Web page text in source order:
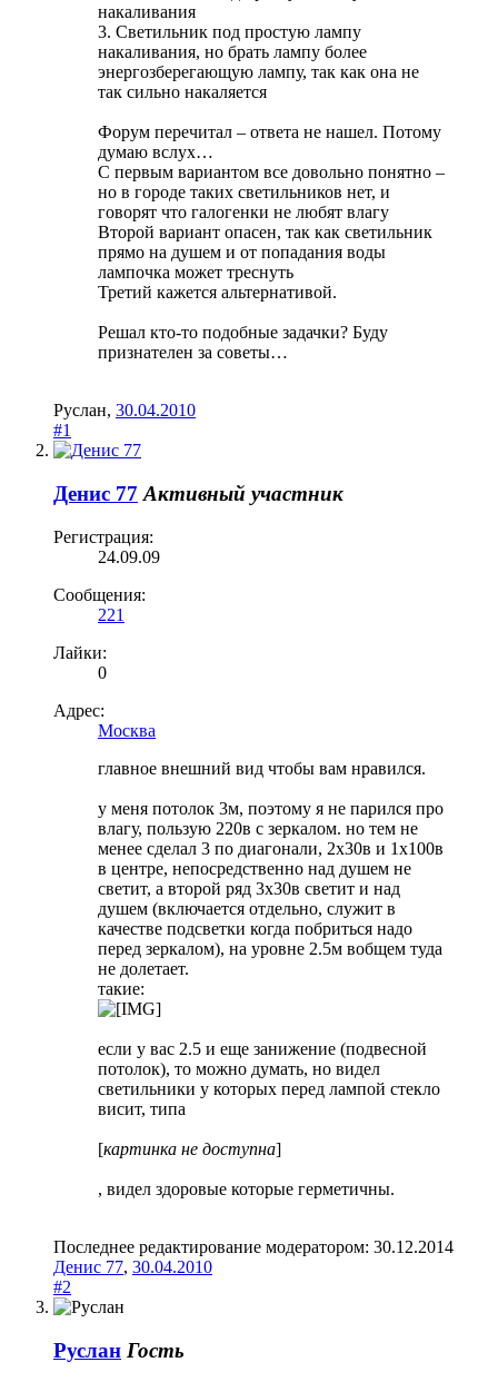
накаливания
3. Светильник под простую лампу
накаливания, но брать лампу более
энергозберегающую лампу, так как она не
так сильно накаляется
Форум перечитал – ответа не нашел. Потому
думаю вслух…
С первым вариантом все довольно понятно –
но в городе таких светильников нет, и
говорят что галогенки не любят влагу
Второй вариант опасен, так как светильник
прямо на душем и от попадания воды
лампочка может треснуть
Третий кажется альтернативой.
Решал кто-то подобные задачки? Буду
признателен за советы…
Руслан, 30.04.2010
#1
Денис 77 Активный участник
Регистрация:
24.09.09
Сообщения:
221
Лайки:
0
Адрес:
Москва
главное внешний вид чтобы вам нравился.
у меня потолок 3м, поэтому я не парился про
влагу, пользую 220в с зеркалом. но тем не
менее сделал 3 по диагонали, 2х30в и 1х100в
в центре, непосредственно над душем не
светит, а второй ряд 3х30в светит и над
душем (включается отдельно, служит в
качестве подсветки когда побриться надо
перед зеркалом), на уровне 2.5м вобщем туда
не долетает.
такие:
если у вас 2.5 и еще занижение (подвесной
потолок), то можно думать, но видел
светильники у которых перед лампой стекло
висит, типа
[картинка не доступна]
, видел здоровые которые герметичны.
Последнее редактирование модератором: 30.12.2014
Денис 77, 30.04.2010
#2
Руслан Гость